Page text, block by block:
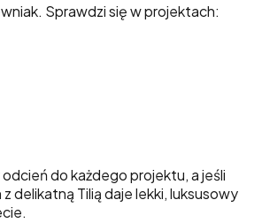
Sprawdzi się w projektach:
do każdego projektu, a jeśli
delikatną Tilią daje lekki, luksusowy